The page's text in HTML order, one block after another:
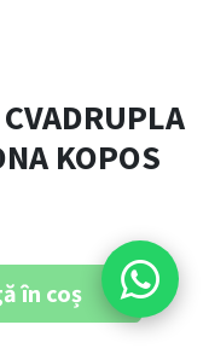
KOPOS
în coș